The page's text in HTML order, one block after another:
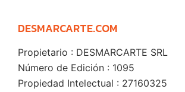
DESMARCARTE.COM
Propietario : DESMARCARTE SRL
Número de Edición : 1095
Propiedad Intelectual : 27160325